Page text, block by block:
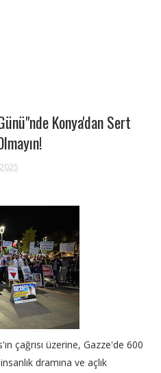
Konya'dan Sert
çağrısı üzerine, Gazze'de 600
dramına ve açlık